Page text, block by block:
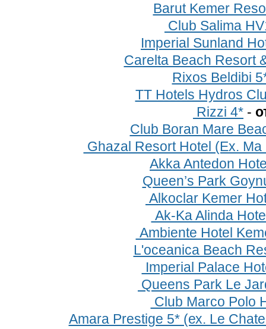
Barut Kemer
Club Salima
Imperial Sunland
Carelta Beach Resort
Rixos Beldibi
TT Hotels Hydros
Rizzi 4* -
Club Boran Mare
Ghazal Resort Hotel (Ex.
Akka Antedon
Queen’s Park
Alkoclar Kemer
Ak-Ka Alinda
Ambiente Hotel
L'oceanica Beach
Imperial Palace
Queens Park Le
Club Marco Polo
Amara Prestige 5* (ех. Le